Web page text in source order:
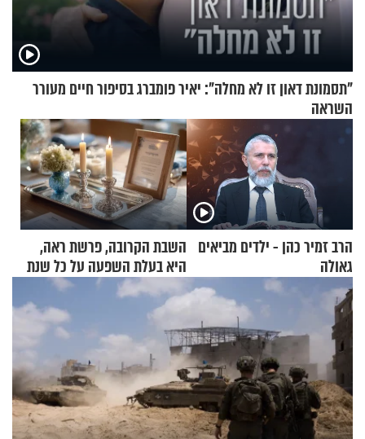
"תסמונת דאון זו לא מחלה": יאיר פומברג בסיפור חיים מעורר
השראה
הרב זמיר כהן - ילדים מביאים
גאולה
השבת הקרובה, פרשת ראה,
היא בעלת השפעה על כל שנת
תשפ"ז